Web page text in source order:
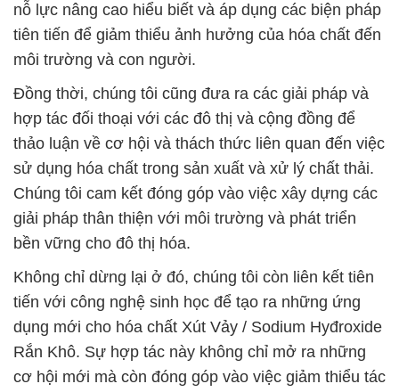
nỗ lực nâng cao hiểu biết và áp dụng các biện pháp
tiên tiến để giảm thiểu ảnh hưởng của hóa chất đến
môi trường và con người.
Đồng thời, chúng tôi cũng đưa ra các giải pháp và
hợp tác đối thoại với các đô thị và cộng đồng để
thảo luận về cơ hội và thách thức liên quan đến việc
sử dụng hóa chất trong sản xuất và xử lý chất thải.
Chúng tôi cam kết đóng góp vào việc xây dựng các
giải pháp thân thiện với môi trường và phát triển
bền vững cho đô thị hóa.
Không chỉ dừng lại ở đó, chúng tôi còn liên kết tiên
tiến với công nghệ sinh học để tạo ra những ứng
dụng mới cho hóa chất Xút Vảy / Sodium Hyđroxide
Rắn Khô. Sự hợp tác này không chỉ mở ra những
cơ hội mới mà còn đóng góp vào việc giảm thiểu tác